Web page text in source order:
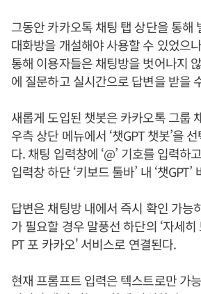
그동안 카카오톡 채팅 탭 상단을 통해
대화방을 개설해야 사용할 수 있었으
통해 이용자들은 채팅방을 벗어나지
에 질문하고 실시간으로 답변을 받을
새롭게 도입된 챗봇은 카카오톡 그룹
우측 상단 메뉴에서 ‘챗GPT 챗봇’을
다. 채팅 입력창에 ‘@’ 기호를 입력하
입력창 하단 ‘키보드 툴바’ 내 ‘챗
답변은 채팅방 내에서 즉시 확인 가능
가 필요할 경우 말풍선 하단의 ‘자세히
PT 포 카카오' 서비스로 연결된다.
현재 프롬프트 입력은 텍스트로만 가